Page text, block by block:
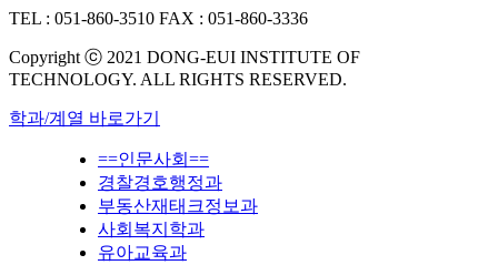
TEL : 051-860-3510 FAX : 051-860-3336
Copyright ⓒ 2021 DONG-EUI INSTITUTE OF
TECHNOLOGY. ALL RIGHTS RESERVED.
학과/계열 바로가기
==인문사회==
경찰경호행정과
부동산재태크정보과
사회복지학과
유아교육과